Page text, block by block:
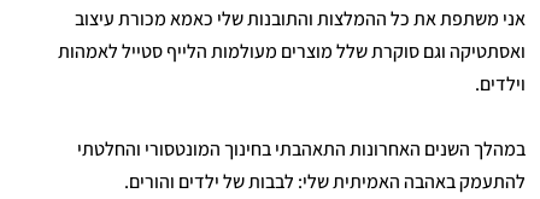
אני משתפת את כל ההמלצות והתובנות שלי כאמא מכורת עיצוב
ואסתטיקה וגם סוקרת שלל מוצרים מעולמות הלייף סטייל לאמהות
וילדים.
במהלך השנים האחרונות התאהבתי בחינוך המונטסורי והחלטתי
להתעמק באהבה האמיתית שלי: לבבות של ילדים והורים.